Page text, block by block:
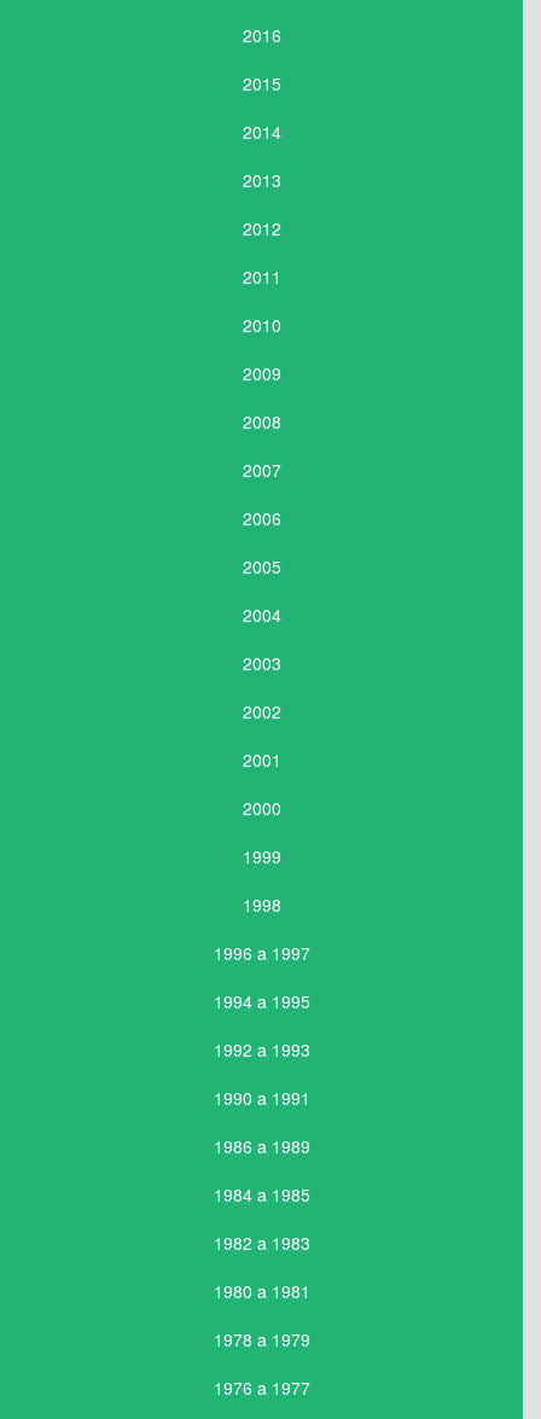
2016
2015
2014
2013
2012
2011
2010
2009
2008
2007
2006
2005
2004
2003
2002
2001
2000
1999
1998
1996 a 1997
1994 a 1995
1992 a 1993
1990 a 1991
1986 a 1989
1984 a 1985
1982 a 1983
1980 a 1981
1978 a 1979
1976 a 1977